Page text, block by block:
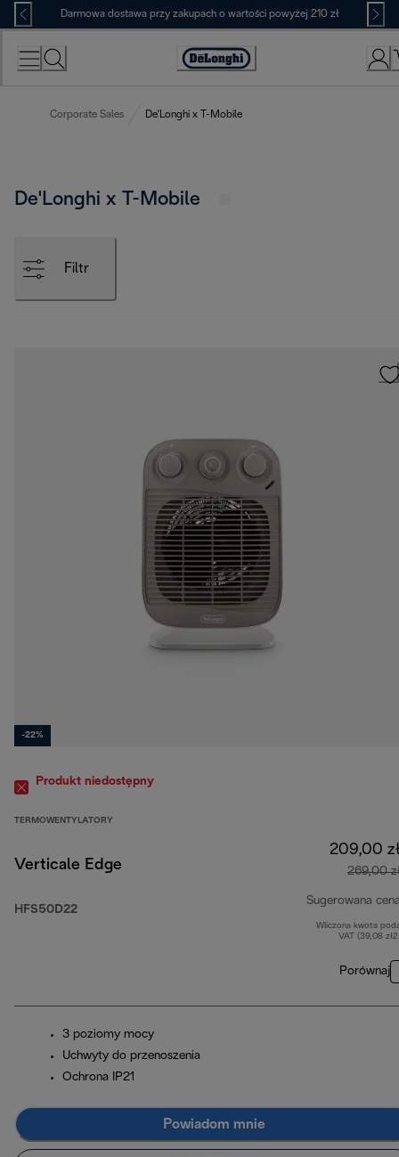
Skip
to
Content
Darmowa dostawa przy zakupach o wartości powyżej 210 zł
Deklaracja
Corporate Sales De'Longhi x T-Mobile
De'Longhi x T-Mobile
Filtr
-22%
Produkt niedostępny
TERMOWENTYLATORY
Verticale Edge
HFS50D22
209,00
269,00
Sugerowana
Wliczona kwota
VAT (39,08
Porównaj
3 poziomy mocy
Uchwyty do przenoszenia
Ochrona IP21
Powiadom mnie